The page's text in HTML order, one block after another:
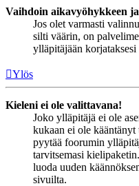
Vaihdoin aikavyöhykkeen
Jos olet varmasti
silti väärin, on
ylläpitäjään korjataksesi
Ylös
Kieleni ei ole valittavana!
Joko ylläpitäjä ei ole
kukaan ei ole
pyytää foorumin
tarvitsemasi
luoda uuden
sivuilta.